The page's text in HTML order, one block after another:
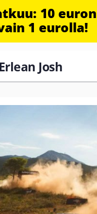
10
1 eurolla!
Josh